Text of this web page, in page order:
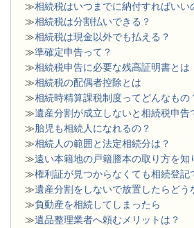
≫相続税はいつまでに納付すればいい
≫相続税は分割払いできる？
≫相続税は現金以外でも払える？
≫準確定申告って？
≫相続税申告に必要な残高証明書とは
≫相続税の配偶者控除とは
≫相続時精算課税制度ってどんなもの
≫遺産分割が成立しないと相続税申告
≫胎児も相続人になれるの？
≫相続人の範囲と法定相続分は？
≫遠い本籍地の戸籍謄本の取り方を知
≫権利証が見つからなくても相続登記
≫遺産分割をしないで放置したらどう
≫負動産を相続してしまったら
≫遺品整理業者へ頼むメリットは？